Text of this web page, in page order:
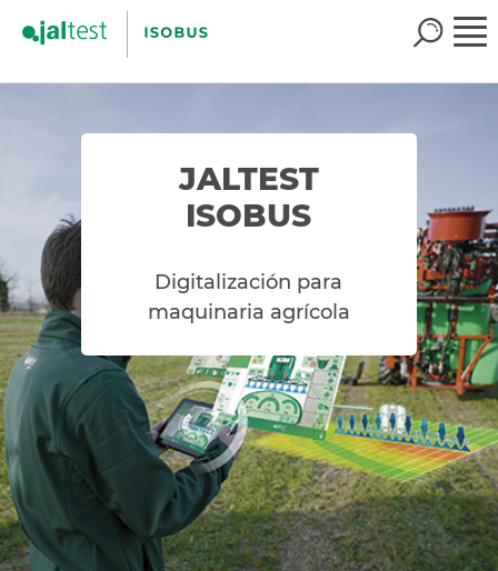
JALTEST
ISOBUS
Digitalización para
maquinaria agrícola